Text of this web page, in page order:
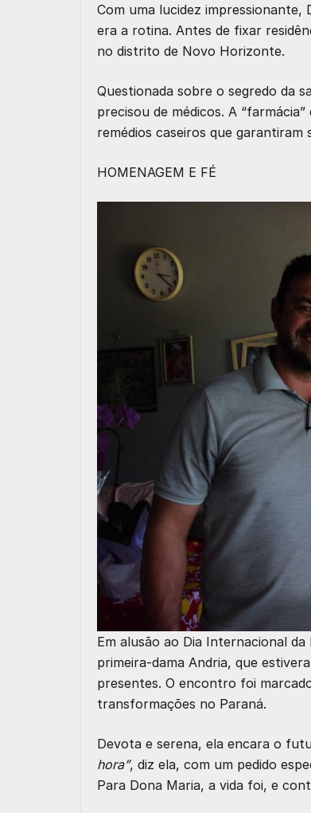
Com uma lucidez
era a rotina. Antes de fixar
no distrito de Novo Horizonte.
Questionada sobre o segredo da
precisou de médicos. A
remédios caseiros que garantiram
HOMENAGEM E FÉ
Em alusão ao Dia Internacional
primeira-dama Andria, que
presentes. O encontro foi
transformações no Paraná.
Devota e serena, ela encara o
hora”, diz ela, com um pedido
Para Dona Maria, a vida foi, e